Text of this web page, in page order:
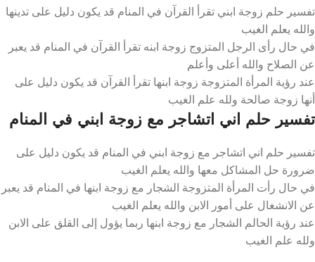
تفسير حلم زوجة ابني تقرأ القرآن في المنام قد يكون دليل على تدينها
والله يعلم الغيب
في حال رأى الرجل المتزوج زوجة ابنه تقرأ القرآن في المنام قد يعبر
عن الصلاح والله أعلى وأعلم
عند رؤية المرأة المتزوجة زوجة ابنها تقرأ القرآن قد يكون دليل على
أنها زوجة صالحة ولله علم الغيب
تفسير حلم اني اتشاجر مع زوجة ابني في المنام
تفسير حلم اني اتشاجر مع زوجة ابني في المنام قد يكون دليل على
ضرورة حل المشاكل معها والله يعلم الغيب
في حال رأت المرأة المتزوجة الشجار مع زوجة ابنها في المنام قد يعبر
عن الانشغال على أمور الابن والله يعلم الغيب
عند رؤية الحالم الشجار مع زوجة ابنها ربما يؤول إلى القلق على الابن
ولله علم الغيب